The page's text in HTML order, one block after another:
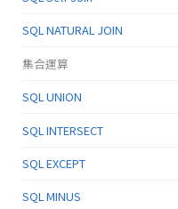
SQL NATURAL JOIN
集合運算
SQL UNION
SQL INTERSECT
SQL EXCEPT
SQL MINUS